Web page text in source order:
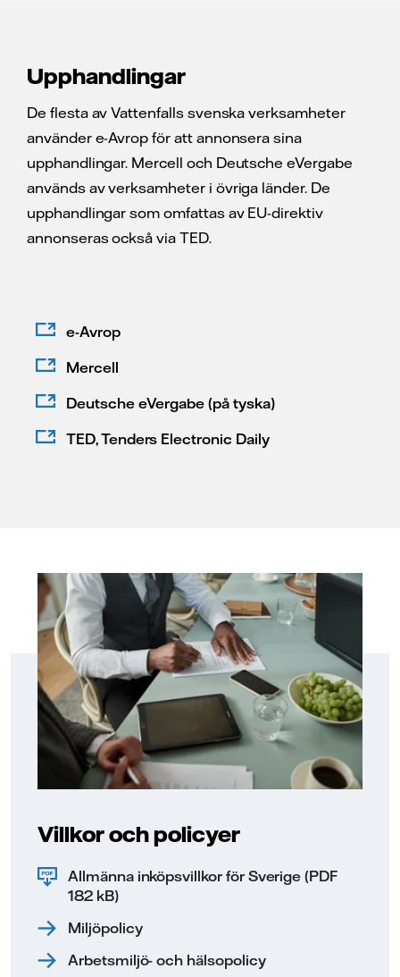
Upphandlingar
De flesta av Vattenfalls svenska verksamheter
använder e-Avrop för att annonsera sina
upphandlingar. Mercell och Deutsche eVergabe
används av verksamheter i övriga länder. De
upphandlingar som omfattas av EU-direktiv
annonseras också via TED.
e-Avrop
Mercell
Deutsche eVergabe (på tyska)
TED, Tenders Electronic Daily
Villkor och policyer
Allmänna inköpsvillkor för Sverige (PDF
182 kB)
Miljöpolicy
Arbetsmiljö- och hälsopolicy